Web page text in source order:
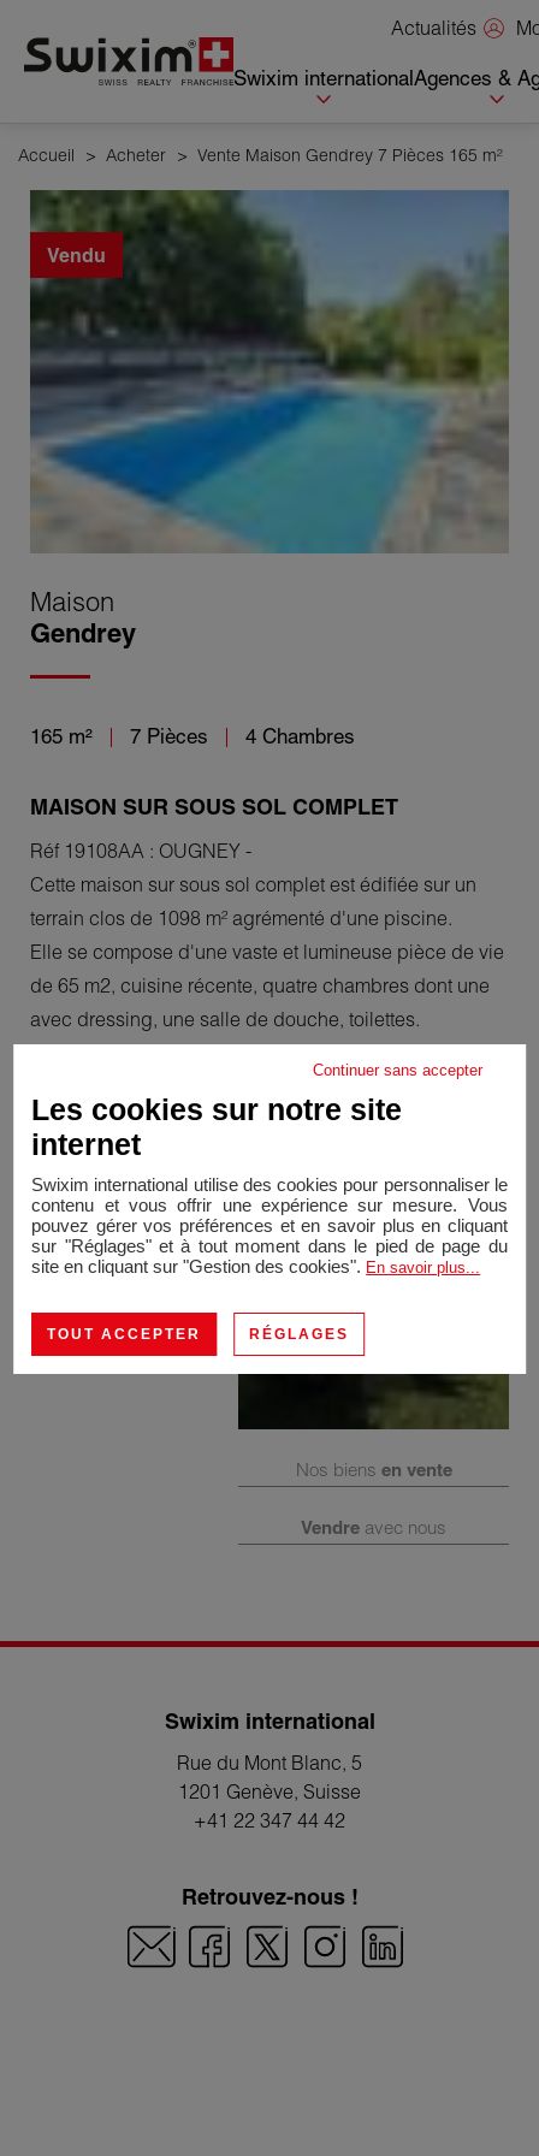
Actualités
Swixim internationalAgences &
Accueil > Acheter > Vente Maison Gendrey 7 Pièces 165 m²
Vendu
Maison
Gendrey
165 m² 7 Pièces 4 Chambres
MAISON SUR SOUS SOL COMPLET
Réf 19108AA : OUGNEY -
Cette maison sur sous sol complet est édifiée sur un
terrain clos de 1098 m² agrémenté d'une piscine.
Elle se compose d'une vaste et lumineuse pièce de vie
de 65 m2, cuisine récente, quatre chambres dont une
avec dressing, une salle de douche, toilettes.
Buanderie. Salle de jeux.
Nos biens en vente
Vendre avec nous
Swixim international
Rue du Mont Blanc, 5
1201 Genève, Suisse
+41 22 347 44 42
Retrouvez-nous !
Continuer sans accepter
Les cookies sur notre site
internet
Swixim international utilise des cookies pour personnaliser le
contenu et vous offrir une expérience sur mesure. Vous
pouvez gérer vos préférences et en savoir plus en cliquant
sur "Réglages" et à tout moment dans le pied de page du
site en cliquant sur "Gestion des cookies". En savoir plus...
TOUT ACCEPTER RÉGLAGES